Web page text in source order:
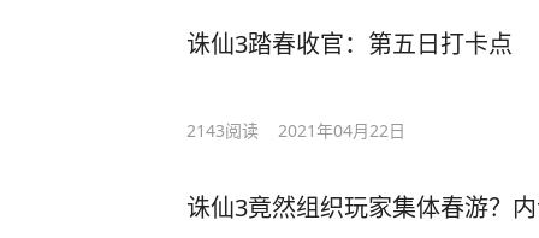
诛仙3踏春收官：第五日打卡点
2143阅读 2021年04月22日
诛仙3竟然组织玩家集体春游？